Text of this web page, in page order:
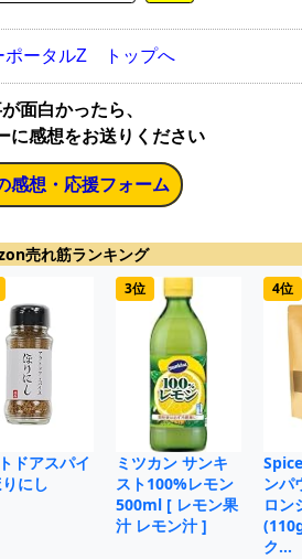
ポータルZ トップへ
面白かったら、
に感想をお送りください
感想・応援フォーム
売れ筋ランキング
ドアスパイ
にし
3位
ミツカン サンキ
スト100%レモン
500ml [ レモン果
汁 レモン汁 ]
4位
ンパ
ロン
ク…